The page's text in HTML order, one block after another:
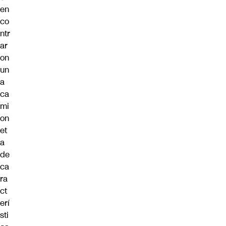
en
co
ntr
ar
on
un
a
ca
mi
on
et
a
de
ca
ra
ct
erí
sti